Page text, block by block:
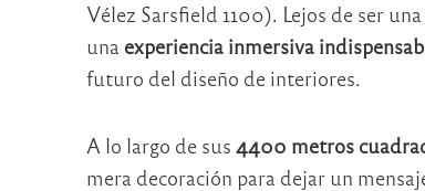
Vélez Sarsfield 1100). Lejos de ser
una experiencia inmersiva
futuro del diseño de interiores.
A lo largo de sus 4400 metros
mera decoración para dejar un